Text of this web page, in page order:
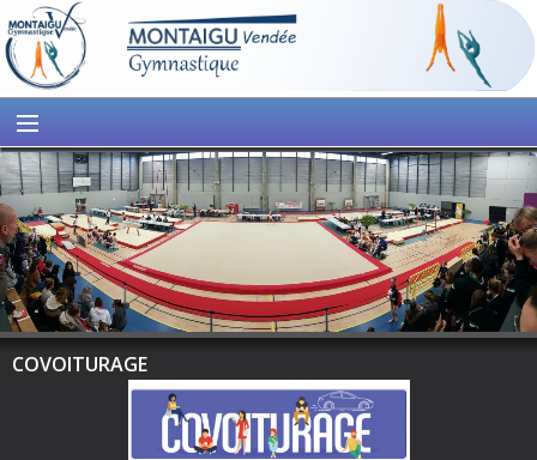
COVOITURAGE